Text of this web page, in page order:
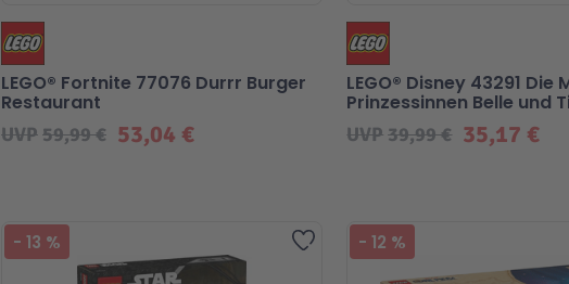
53,04 €
UVP59,99 €
LEGO® Fortnite 77076 Durrr Burger
Restaurant
35,17 €
UVP39,99 €
LEGO® Disney 43291 Die
Prinzessinnen Belle und
ihrem Schloss
Zur Wunschliste hinzufügen
- 13 % -12 %